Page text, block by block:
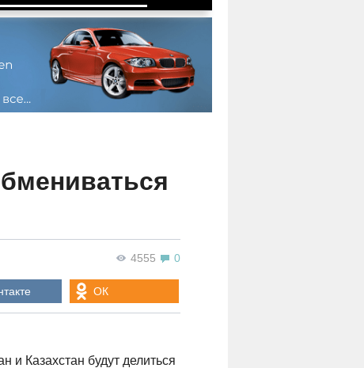
4555 0
ОК
и Казахстан будут делиться